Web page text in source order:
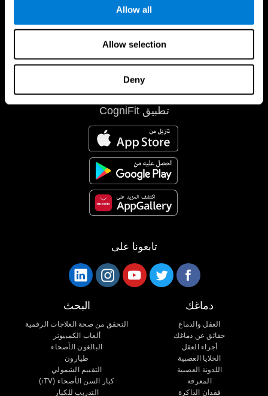
Allow all
Allow selection
Deny
تطبيق CogniFit
تابعونا على
دماغك
العقل والدماغ
حقائق عن دماغك
أجزاء العقل
الخلايا العصبية
اللدونة العصبية
المعرفة
فقدان الذاكرة
البحث
التحقق من صحة العلاجات الرقمية
ألعاب الكمبيوتر
البالغون الأصحاء
طيارون
التقييم الشمولي
كبار السن الأصحاء (iTV)
التدريب للكبار